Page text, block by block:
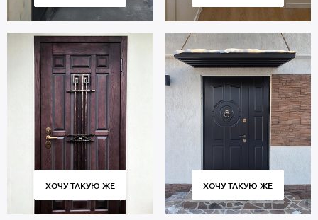
ХОЧУ ТАКУЮ ЖЕ ХОЧУ ТАКУЮ ЖЕ